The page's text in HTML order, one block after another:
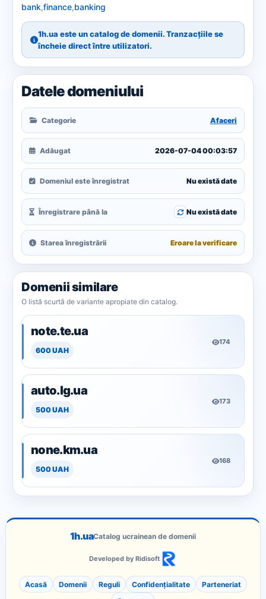
bank,finance,banking
1h.ua este un catalog de domenii. Tranzacțiile se
încheie direct între utilizatori.
Datele domeniului
Categorie Afaceri
Adăugat 2026-07-04 00:03:57
Domeniul este înregistrat Nu există date
Înregistrare până la Nu există date
Starea înregistrării Eroare la verificare
Domenii similare
O listă scurtă de variante apropiate din catalog.
note.te.ua
600 UAH
174
auto.lg.ua
500 UAH
173
none.km.ua
500 UAH
168
1h.uaCatalog ucrainean de domenii
Developed by Ridisoft
Acasă Domenii Reguli Confidențialitate
Parteneriat